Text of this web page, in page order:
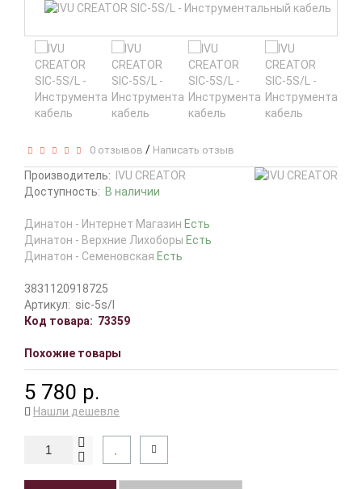
0 отзывов / Написать отзыв
Производитель:
IVU CREATOR
Доступность: В наличии
Динатон - Интернет Магазин Есть
Динатон - Верхние Лихоборы Есть
Динатон - Семеновская Есть
3831120918725
Артикул: sic-5s/l
Код товара: 73359
Похожие товары
5 780 р.
Нашли дешевле